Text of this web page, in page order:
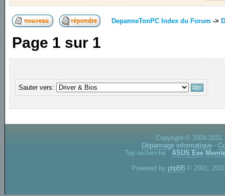
DepanneTonPC Index du Forum ->
Page 1 sur 1
Sauter vers:
Copyright © 2004-
Dépannage informatique -
Top recherche : ASUS Eee
Powered by phpBB © 2001,